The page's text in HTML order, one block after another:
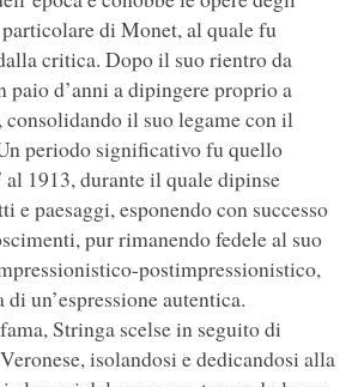
di Monet, al quale fu
critica. Dopo il suo rientro da
paio d’anni a dipingere proprio a
consolidando il suo legame con il
periodo significativo fu quello
al 1913, durante il quale dipinse
e paesaggi, esponendo con successo
pur rimanendo fedele al suo
postimpressionistico,
un’espressione autentica.
Stringa scelse in seguito di
isolandosi e dedicandosi alla